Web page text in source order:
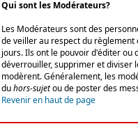
Qui sont les Modérateurs?
Les Modérateurs sont des
de veiller au respect du
jours. Ils ont le pouvoir d'éditer ou
déverrouiller, supprimer et diviser
modèrent. Généralement, les
duhors-sujetou de poster des
Revenir en haut de page